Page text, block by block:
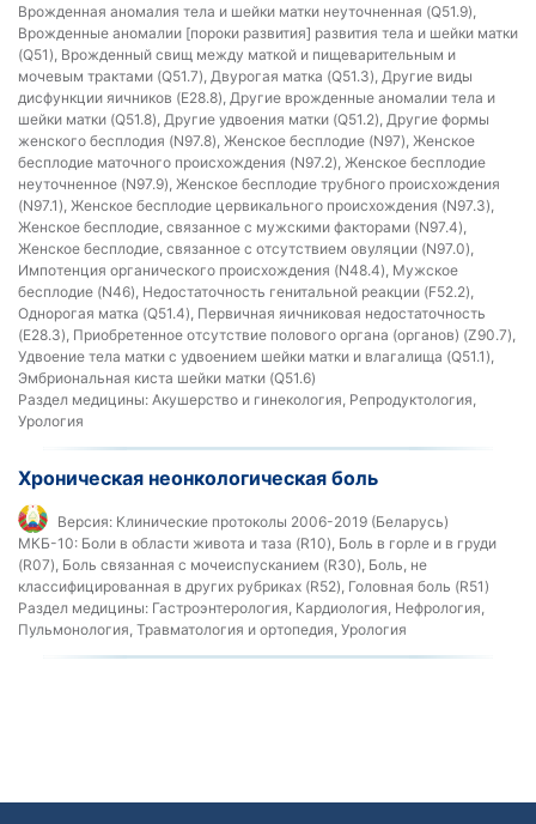
Врожденная аномалия тела и шейки матки неуточненная (Q51.9),
Врожденные аномалии [пороки развития] развития тела и шейки матки
(Q51), Врожденный свищ между маткой и пищеварительным и
мочевым трактами (Q51.7), Двурогая матка (Q51.3), Другие виды
дисфункции яичников (E28.8), Другие врожденные аномалии тела и
шейки матки (Q51.8), Другие удвоения матки (Q51.2), Другие формы
женского бесплодия (N97.8), Женское бесплодие (N97), Женское
бесплодие маточного происхождения (N97.2), Женское бесплодие
неуточненное (N97.9), Женское бесплодие трубного происхождения
(N97.1), Женское бесплодие цервикального происхождения (N97.3),
Женское бесплодие, связанное с мужскими факторами (N97.4),
Женское бесплодие, связанное с отсутствием овуляции (N97.0),
Импотенция органического происхождения (N48.4), Мужское
бесплодие (N46), Недостаточность генитальной реакции (F52.2),
Однорогая матка (Q51.4), Первичная яичниковая недостаточность
(E28.3), Приобретенное отсутствие полового органа (органов) (Z90.7),
Удвоение тела матки с удвоением шейки матки и влагалища (Q51.1),
Эмбриональная киста шейки матки (Q51.6)
Раздел медицины: Акушерство и гинекология, Репродуктология,
Урология
Хроническая неонкологическая боль
Версия: Клинические протоколы 2006-2019 (Беларусь)
МКБ-10: Боли в области живота и таза (R10), Боль в горле и в груди
(R07), Боль связанная с мочеиспусканием (R30), Боль, не
классифицированная в других рубриках (R52), Головная боль (R51)
Раздел медицины: Гастроэнтерология, Кардиология, Нефрология,
Пульмонология, Травматология и ортопедия, Урология